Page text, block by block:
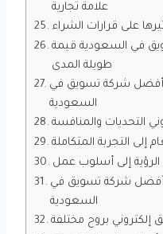
علامة تجارية
على قرارات الشراء
في السعودية قيمة
طويلة المدى
أفضل شركة تسويق في
السعودية
التحديات والمنافسة
إلى التجربة المتكاملة
إلى أسلوب عمل
شركة تسويق في
السعودية
بروح مختلفة